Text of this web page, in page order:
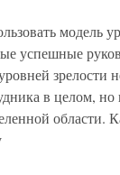
модель
успешные
зрелости
в целом, но
области.